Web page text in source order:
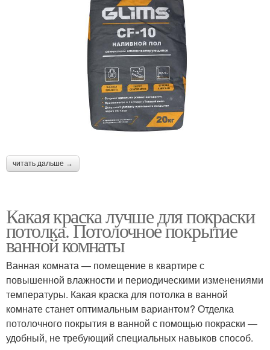
читать дальше →
Какая краска лучше для покраски
потолка. Потолочное покрытие
ванной комнаты
Ванная комната — помещение в квартире с
повышенной влажности и периодическими изменениями
температуры. Какая краска для потолка в ванной
комнате станет оптимальным вариантом? Отделка
потолочного покрытия в ванной с помощью покраски —
удобный, не требующий специальных навыков способ.